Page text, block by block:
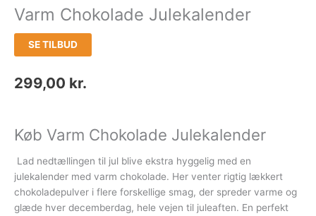
Varm Chokolade Julekalender
SE TILBUD
299,00 kr.
Køb Varm Chokolade Julekalender
Lad nedtællingen til jul blive ekstra hyggelig med en
julekalender med varm chokolade. Her venter rigtig lækkert
chokoladepulver i flere forskellige smag, der spreder varme og
glæde hver decemberdag, hele vejen til juleaften. En perfekt